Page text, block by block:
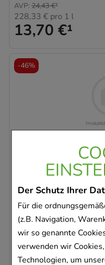
Der Schutz Ihrer
Für die
(z.B. Navigation,
wir so genannte
verwenden wir
Technologien, um
13,70 €¹
AVP: 24,43 €²
228,33 € pro 1 l
Dexcel
20,48 €
184,50 € pro 1 l
-46%